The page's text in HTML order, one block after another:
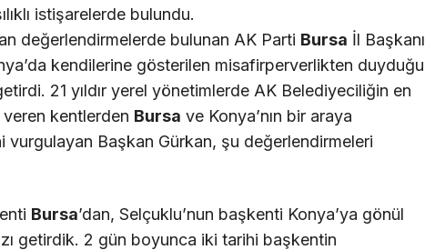
istişarelerde bulundu.
değerlendirmelerde bulunan AK Parti Bursa İl Başkanı
kendilerine gösterilen misafirperverlikten duyduğu
21 yıldır yerel yönetimlerde AK Belediyeciliğin en
veren kentlerden Bursa ve Konya’nın bir araya
vurgulayan Başkan Gürkan, şu değerlendirmeleri
Bursa’dan, Selçuklu’nun başkenti Konya’ya gönül
getirdik. 2 gün boyunca iki tarihi başkentin